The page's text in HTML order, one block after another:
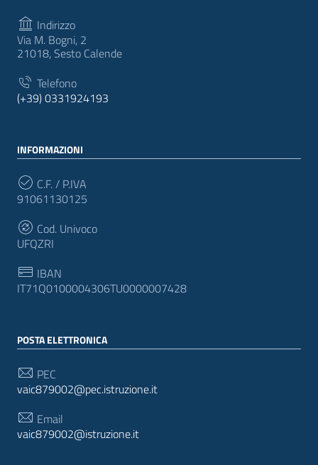
Indirizzo
Via M. Bogni, 2
21018, Sesto Calende
Telefono
(+39) 0331924193
INFORMAZIONI
C.F. / P.IVA
91061130125
Cod. Univoco
UFQZRI
IBAN
IT71Q0100004306TU0000007428
POSTA ELETTRONICA
PEC
vaic879002@pec.istruzione.it
Email
vaic879002@istruzione.it